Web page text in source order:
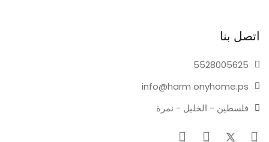
اتصل بنا
05625
55280
info@harm onyhome.ps
فلسطين - الخليل - نمرة